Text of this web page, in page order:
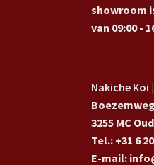
showroom
van 09:00 -
Nakiche Koi
3255 MC
Tel.: +31 6
E-mail: